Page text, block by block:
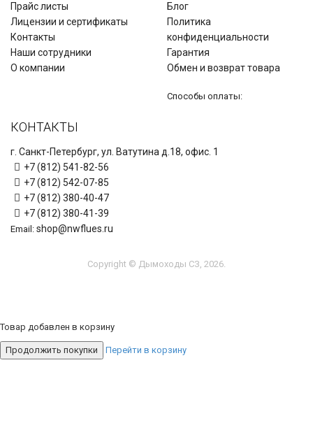
Прайс листы
Лицензии и сертификаты
Контакты
Наши сотрудники
О компании
Блог
Политика
конфиденциальности
Гарантия
Обмен и возврат товара
Способы оплаты:
КОНТАКТЫ
г. Санкт-Петербург, ул. Ватутина д.18, офис. 1
+7 (812) 541-82-56
+7 (812) 542-07-85
+7 (812) 380-40-47
+7 (812) 380-41-39
Email: shop@nwflues.ru
Copyright © Дымоходы СЗ, 2026.
Товар добавлен в корзину
Продолжить покупки Перейти в корзину